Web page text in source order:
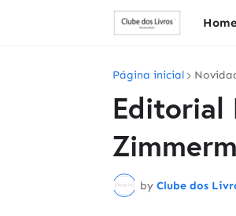
Home
Página inicial
Editorial
by Clube dos